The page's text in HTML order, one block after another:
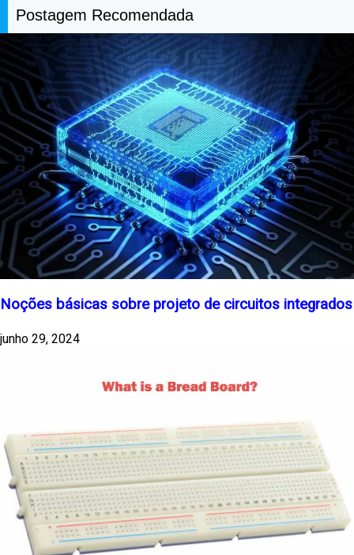
Postagem Recomendada
Noções básicas sobre projeto de circuitos integrados
junho 29, 2024